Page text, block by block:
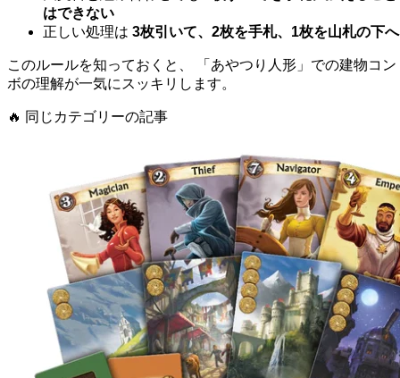
はできない
正しい処理は 3枚引いて、2枚を手札、1枚を山札の下へ
このルールを知っておくと、 「あやつり人形」での建物コン
ボの理解が一気にスッキリします。
🔥 同じカテゴリーの記事